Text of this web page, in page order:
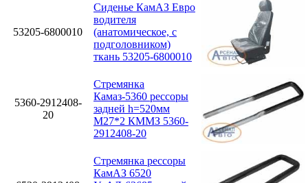
53205-6800010
Сиденье КамАЗ Евро
водителя
(анатомическое, с
подголовником)
ткань 53205-6800010
5360-2912408-
20
Стремянка
Камаз-5360 рессоры
задней h=520мм
М27*2 КММЗ 5360-
2912408-20
Стремянка рессоры
КамАЗ 6520